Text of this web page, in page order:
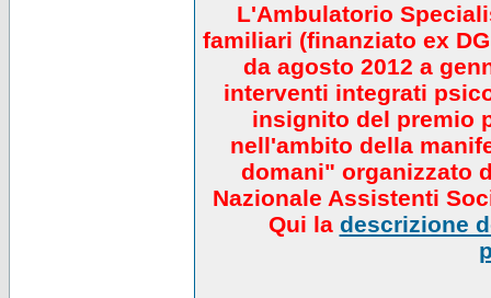
L'Ambulatorio
familiari (finanziato ex
da agosto 2012 a
interventi integrati
insignito del premio
nell'ambito della
domani" organizzato
Nazionale Assistenti
Qui la descrizione